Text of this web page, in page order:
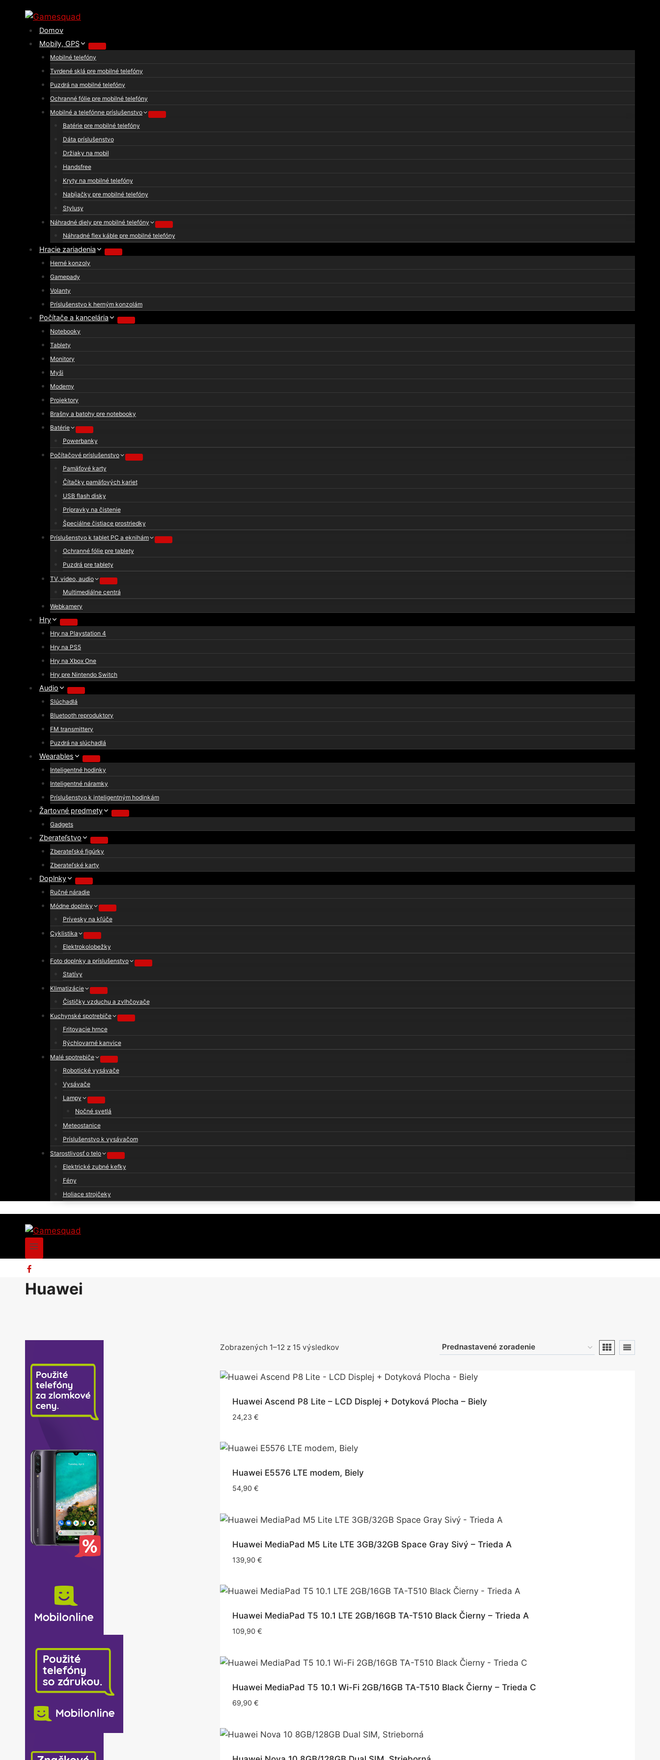
Domov
Mobily, GPS
Mobilné telefóny
Tvrdené sklá pre mobilné telefóny
Puzdrá na mobilné telefóny
Ochranné fólie pre mobilné telefóny
Mobilné a telefónne príslušenstvo
Batérie pre mobilné telefóny
Dáta príslušenstvo
Držiaky na mobil
Handsfree
Kryty na mobilné telefóny
Nabíjačky pre mobilné telefóny
Stylusy
Náhradné diely pre mobilné telefóny
Náhradné flex káble pre mobilné telefóny
Hracie zariadenia
Herné konzoly
Gamepady
Volanty
Príslušenstvo k herným konzolám
Počítače a kancelária
Notebooky
Tablety
Monitory
Myši
Modemy
Projektory
Brašny a batohy pre notebooky
Batérie
Powerbanky
Počítačové príslušenstvo
Pamäťové karty
Čítačky pamäťových kariet
USB flash disky
Prípravky na čistenie
Špeciálne čistiace prostriedky
Príslušenstvo k tablet PC a eknihám
Ochranné fólie pre tablety
Puzdrá pre tablety
TV, video, audio
Multimediálne centrá
Webkamery
Hry
Hry na Playstation 4
Hry na PS5
Hry na Xbox One
Hry pre Nintendo Switch
Audio
Slúchadlá
Bluetooth reproduktory
FM transmittery
Puzdrá na slúchadlá
Wearables
Inteligentné hodinky
Inteligentné náramky
Príslušenstvo k inteligentným hodinkám
Žartovné predmety
Gadgets
Zberateľstvo
Zberateľské figúrky
Zberateľské karty
Doplnky
Ručné náradie
Módne doplnky
Prívesky na kľúče
Cyklistika
Elektrokolobežky
Foto doplnky a príslušenstvo
Statívy
Klimatizácie
Čističky vzduchu a zvlhčovače
Kuchynské spotrebiče
Fritovacie hrnce
Rýchlovarné kanvice
Malé spotrebiče
Robotické vysávače
Vysávače
Lampy
Nočné svetlá
Meteostanice
Príslušenstvo k vysávačom
Starostlivosť o telo
Elektrické zubné kefky
Fény
Holiace strojčeky
Huawei
Zobrazených 1–12 z 15 výsledkov
Huawei Ascend P8 Lite – LCD Displej + Dotyková Plocha – Biely
24,23 €
Huawei E5576 LTE modem, Biely
54,90 €
Huawei MediaPad M5 Lite LTE 3GB/32GB Space Gray Sivý – Trieda A
139,90 €
Huawei MediaPad T5 10.1 LTE 2GB/16GB TA-T510 Black Čierny – Trieda A
109,90 €
Huawei MediaPad T5 10.1 Wi-Fi 2GB/16GB TA-T510 Black Čierny – Trieda C
69,90 €